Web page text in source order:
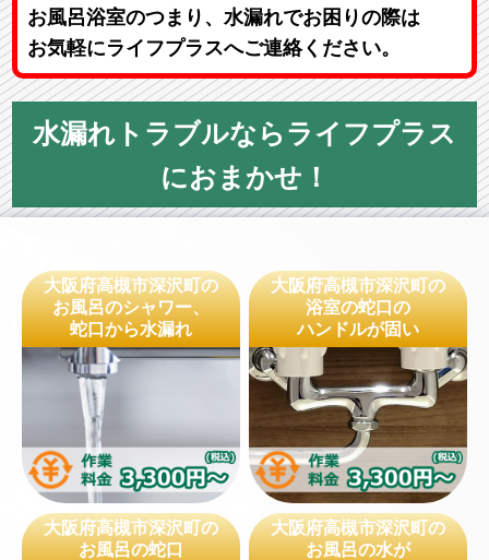
お風呂浴室のつまり、水漏れでお困りの際は
お気軽にライフプラスへご連絡ください。
水漏れトラブルならライフプラス
におまかせ！
大阪府高槻市深沢町の
お風呂のシャワー、
蛇口から水漏れ
大阪府高槻市深沢町の
浴室の蛇口の
ハンドルが固い
大阪府高槻市深沢町の
お風呂の蛇口
大阪府高槻市深沢町の
お風呂の水が